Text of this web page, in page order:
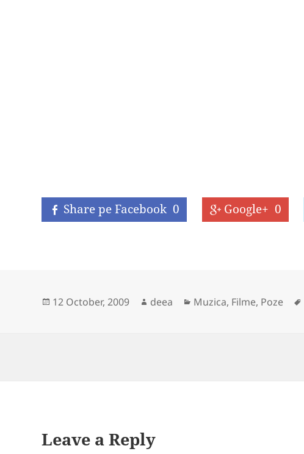
Share pe Facebook 0 Google+ 0
Posted
12 October, 2009 Author
deea Categories
Muzica, Filme, Poze
Leave a Reply